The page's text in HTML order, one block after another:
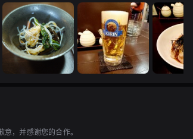
，并感谢您的合作。